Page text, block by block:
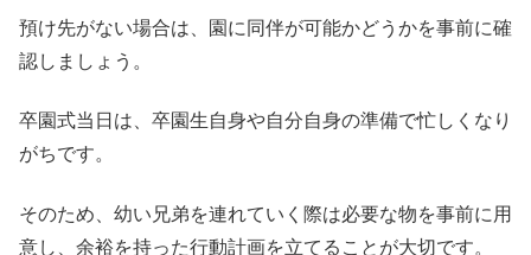
預け先がない場合は、園に同伴が可能かどうかを事前に確
認しましょう。
卒園式当日は、卒園生自身や自分自身の準備で忙しくなり
がちです。
そのため、幼い兄弟を連れていく際は必要な物を事前に用
意し、余裕を持った行動計画を立てることが大切です。